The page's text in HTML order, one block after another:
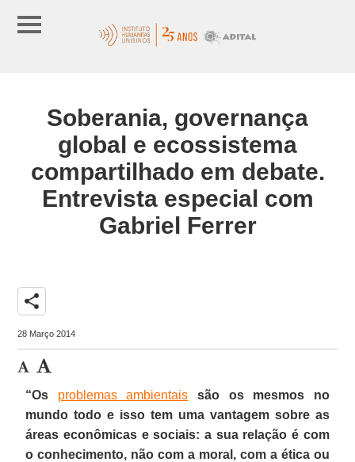
Soberania, governança
global e ecossistema
compartilhado em debate.
Entrevista especial com
Gabriel Ferrer
share
28 Março 2014
“Os problemas ambientais são os mesmos no
mundo todo e isso tem uma vantagem sobre as
áreas econômicas e sociais: a sua relação é com
o conhecimento, não com a moral, com a ética ou